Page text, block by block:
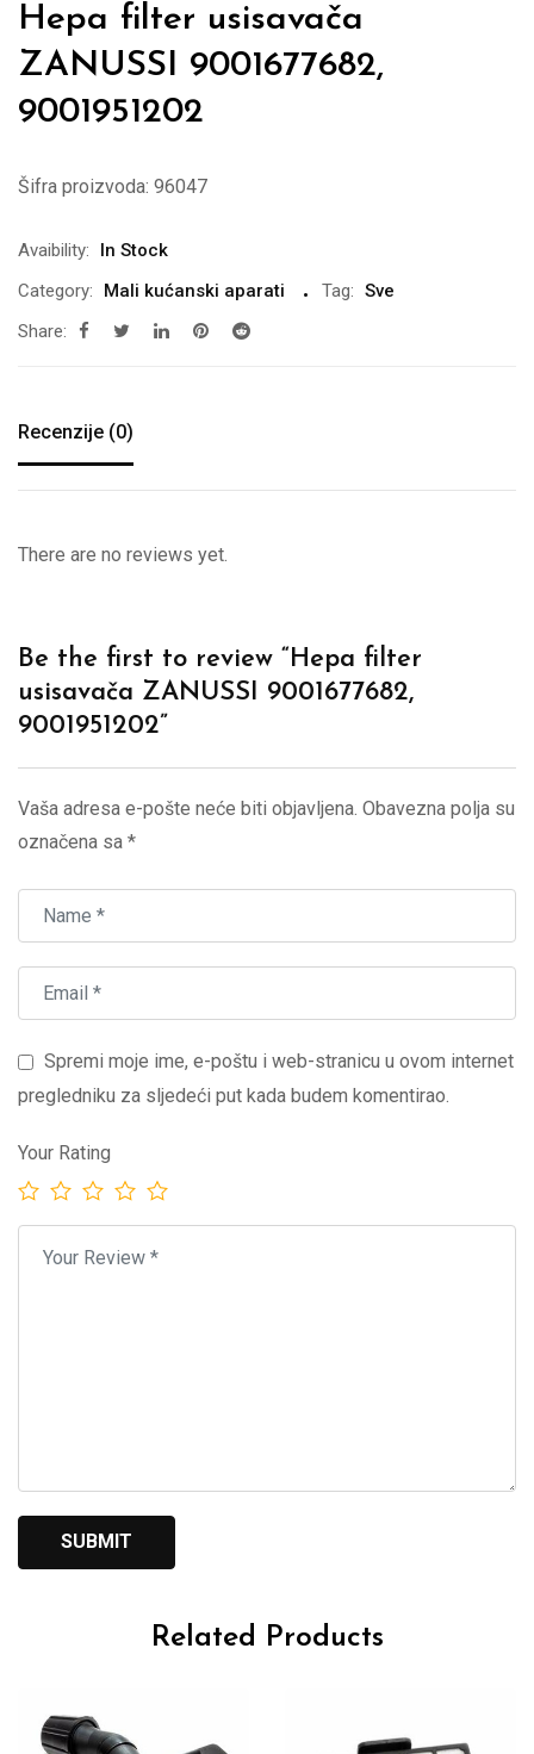
Hepa filter usisavača
ZANUSSI 9001677682,
9001951202
Šifra proizvoda: 96047
Avaibility:
In Stock
Category:
Mali kućanski aparati Tag: Sve
Share:
Recenzije (0)
There are no reviews yet.
Be the first to review “Hepa filter
usisavača ZANUSSI 9001677682,
9001951202”
Vaša adresa e-pošte neće biti objavljena. Obavezna polja su
označena sa *
Spremi moje ime, e-poštu i web-stranicu u ovom internet
pregledniku za sljedeći put kada budem komentirao.
Your Rating
Related Products